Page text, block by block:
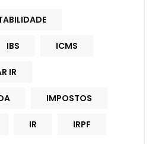
IBS ICMS
IR
IMPOSTOS
IR IRPF